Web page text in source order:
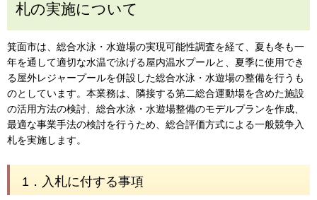
札の実施について
箕面市は、総合水泳・水遊場の実現可能性調査を経て、夏も冬も一
年を通して適切な水温で泳げる屋内温水プールと、夏季に使用でき
る屋外レジャープールを併設した総合水泳・水遊場の整備を行うも
のとしています。本業務は、隣接する第二総合運動場を含めた施設
の活用方法の検討、総合水泳・水遊場整備のモデルプランを作成、
最適な事業手法の検討を行うため、総合評価方式による一般競争入
札を実施します。
1．入札に付する事項